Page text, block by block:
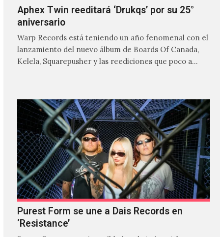
Aphex Twin reeditará ‘Drukqs’ por su 25°
aniversario
Warp Records está teniendo un año fenomenal con el
lanzamiento del nuevo álbum de Boards Of Canada,
Kelela, Squarepusher y las reediciones que poco a…
Purest Form se une a Dais Records en
‘Resistance’